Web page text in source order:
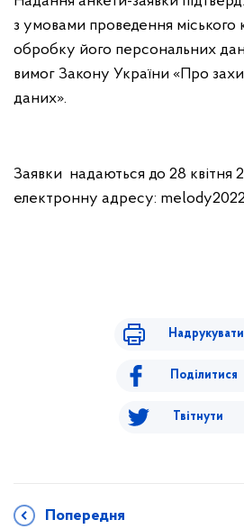
з умовами проведення міського
обробку його персональних
вимог Закону України «Про
даних».
Заявки надаються до 28 квітня
електронну адресу:
Надрукувати
Поділитися
Твітнути
Попередня